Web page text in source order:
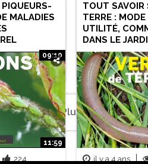
09:10
92 il y a 3 ans
MALADIES
11:59
224
TOUT SAVOIR
TERRE : MODE
UTILITÉ,
DANS LE
il y a 4 ans
Plus